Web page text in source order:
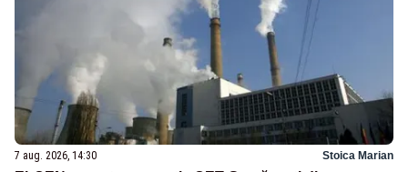
7 aug. 2026, 14:30 Stoica Marian